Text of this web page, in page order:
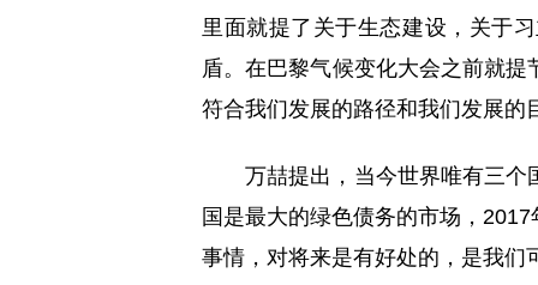
里面就提了关于生态建设，关于
盾。在巴黎气候变化大会之前就
符合我们发展的路径和我们发展的
万喆提出，当今世界唯有三
国是最大的绿色债务的市场，
事情，对将来是有好处的，是我们